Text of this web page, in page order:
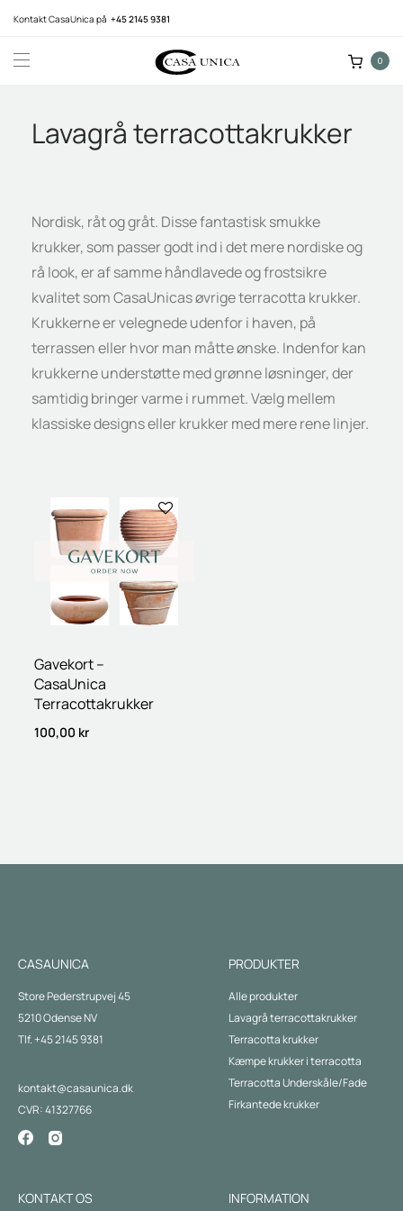
Kontakt CasaUnica på +45 2145 9381
0
Lavagrå terracottakrukker
Nordisk, råt og gråt. Disse fantastisk smukke
krukker, som passer godt ind i det mere nordiske og
rå look, er af samme håndlavede og frostsikre
kvalitet som CasaUnicas øvrige terracotta krukker.
Krukkerne er velegnede udenfor i haven, på
terrassen eller hvor man måtte ønske. Indenfor kan
krukkerne understøtte med grønne løsninger, der
samtidig bringer varme i rummet. Vælg mellem
klassiske designs eller krukker med mere rene linjer.
Gavekort –
CasaUnica
Terracottakrukker
100,00 kr
CASAUNICA
Store Pederstrupvej 45
5210 Odense NV
Tlf. +45 2145 9381
kontakt@casaunica.dk
CVR: 41327766
PRODUKTER
Alle produkter
Lavagrå terracottakrukker
Terracotta krukker
Kæmpe krukker i terracotta
Terracotta Underskåle/Fade
Firkantede krukker
KONTAKT OS INFORMATION